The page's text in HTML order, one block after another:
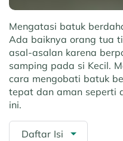
Mengatasi batuk
Ada baiknya orang tua
asal-asalan karena
samping pada si Kecil.
cara mengobati batuk
tepat dan aman seperti
ini.
Daftar Isi